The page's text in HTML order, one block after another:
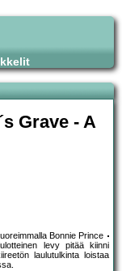
Grave - A
Bonnie Prince
levy pitää kiinni
laulutulkinta loistaa